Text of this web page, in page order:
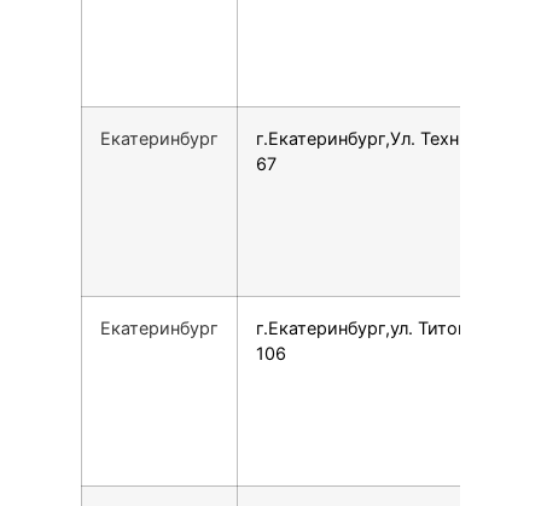
Екатеринбург
г.Екатеринбург,Ул. Техническая,
67
Екатеринбург
г.Екатеринбург,ул. Титова, 19А,
106